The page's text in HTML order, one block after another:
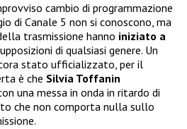
cambio di programmazione
di Canale 5 non si conoscono, ma
trasmissione hanno iniziato a
di qualsiasi genere. Un
stato ufficializzato, per il
è che Silvia Toffanin
una messa in onda in ritardo di
che non comporta nulla sullo